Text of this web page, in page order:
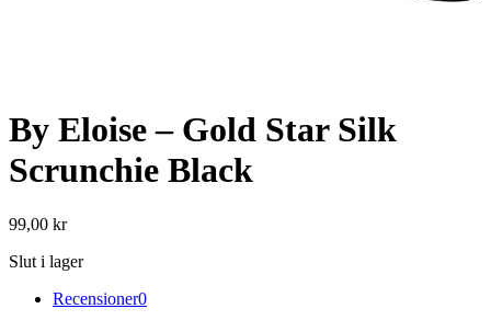
By Eloise – Gold Star Silk
Scrunchie Black
99,00 kr
Slut i lager
Recensioner0